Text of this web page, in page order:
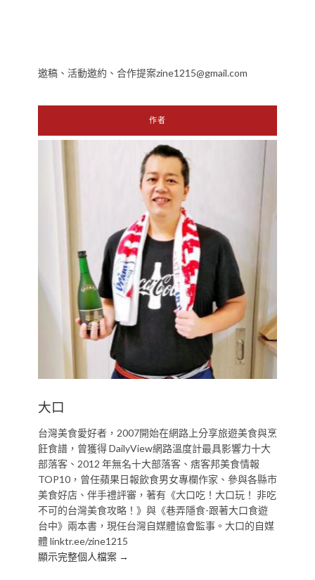
邀稿、活動邀約、合作提案zine1215@gmail.com
作者
大口
台灣美食愛好者，2007開始在網路上分享旅遊美食與烹
飪食譜，曾獲得 DailyView網路溫度計最具影響力十大
部落客、2012 年無名十大部落客、痞客邦美食情報
TOP10，曾任蘋果日報飲食男女專欄作家、參與各縣市
美食好店、伴手禮評審，著有《大口吃！大口玩！ 非吃
不可的台灣美食攻略！》與《巷弄隱食-跟著大口食遊
台中》兩本書，現任台灣自媒體協會監事。大口的自媒
體 linktr.ee/zine1215
顯示完整個人檔案 →